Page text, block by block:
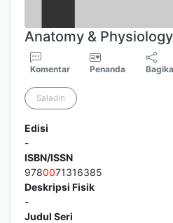
Anatomy & Physiology
Komentar Penanda
Saladin
Edisi
-
ISBN/ISSN
9780071316385
Deskripsi Fisik
-
Judul Seri